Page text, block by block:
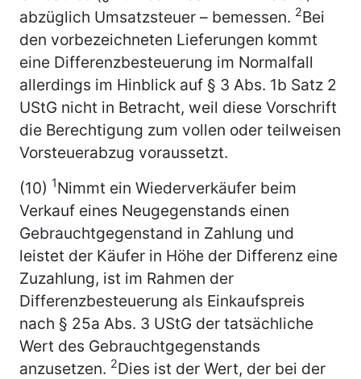
abzüglich Umsatzsteuer – bemessen. 2Bei
den vorbezeichneten Lieferungen kommt
eine Differenzbesteuerung im Normalfall
allerdings im Hinblick auf § 3 Abs. 1b Satz 2
UStG nicht in Betracht, weil diese Vorschrift
die Berechtigung zum vollen oder teilweisen
Vorsteuerabzug voraussetzt.
(10) 1Nimmt ein Wiederverkäufer beim
Verkauf eines Neugegenstands einen
Gebrauchtgegenstand in Zahlung und
leistet der Käufer in Höhe der Differenz eine
Zuzahlung, ist im Rahmen der
Differenzbesteuerung als Einkaufspreis
nach § 25a Abs. 3 UStG der tatsächliche
Wert des Gebrauchtgegenstands
anzusetzen. 2Dies ist der Wert, der bei der